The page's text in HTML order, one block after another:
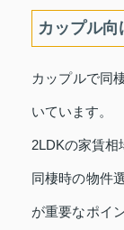
カップル
カップルで同
いています。
2LDKの家賃相
同棲時の物件
が重要なポイ